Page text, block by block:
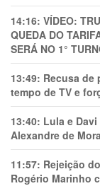
14:16: VÍDEO:
QUEDA DO
SERÁ NO 1°
13:49: Recusa de
tempo de TV e
13:40: Lula e
Alexandre de
11:57: Rejeição
Rogério Marinho